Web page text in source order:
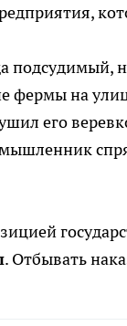
подсудимый,
фермы на
его
. Отбывать